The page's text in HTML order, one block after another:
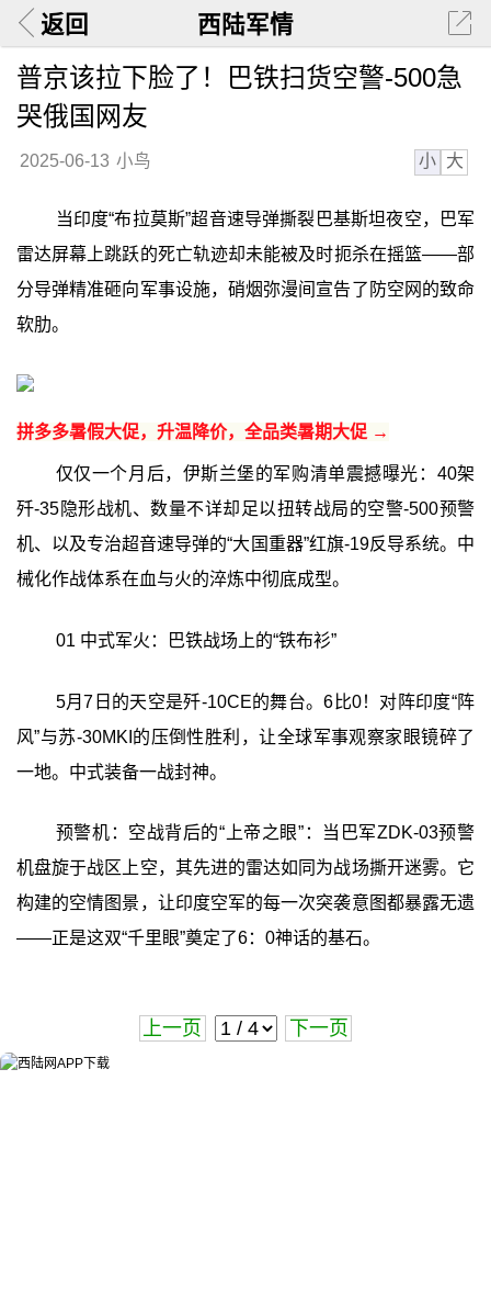
返回 西陆军情
普京该拉下脸了！巴铁扫货空警-500急
哭俄国网友
2025-06-13 小鸟 小 大
当印度“布拉莫斯”超音速导弹撕裂巴基斯坦夜空，巴军
雷达屏幕上跳跃的死亡轨迹却未能被及时扼杀在摇篮——部
分导弹精准砸向军事设施，硝烟弥漫间宣告了防空网的致命
软肋。
拼多多暑假大促，升温降价，全品类暑期大促 →
仅仅一个月后，伊斯兰堡的军购清单震撼曝光：40架
歼-35隐形战机、数量不详却足以扭转战局的空警-500预警
机、以及专治超音速导弹的“大国重器”红旗-19反导系统。中
械化作战体系在血与火的淬炼中彻底成型。
01 中式军火：巴铁战场上的“铁布衫”
5月7日的天空是歼-10CE的舞台。6比0！对阵印度“阵
风”与苏-30MKI的压倒性胜利，让全球军事观察家眼镜碎了
一地。中式装备一战封神。
预警机：空战背后的“上帝之眼”：当巴军ZDK-03预警
机盘旋于战区上空，其先进的雷达如同为战场撕开迷雾。它
构建的空情图景，让印度空军的每一次突袭意图都暴露无遗
——正是这双“千里眼”奠定了6：0神话的基石。
上一页 下一页